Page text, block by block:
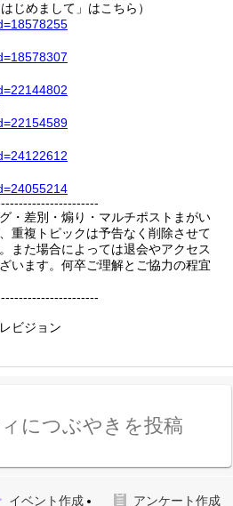
じめまして」はこちら）
255
307
802
589
612
214
・差別・煽り・マルチポストまがい
重複トピックは予告なく削除させて
また場合によっては退会やアクセス
います。何卒ご理解とご協力の程宜
ビジョン
につぶやきを投稿
イベント作成 アンケート作成